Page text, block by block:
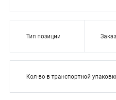
Тип позиции
Кол-во в транспортной